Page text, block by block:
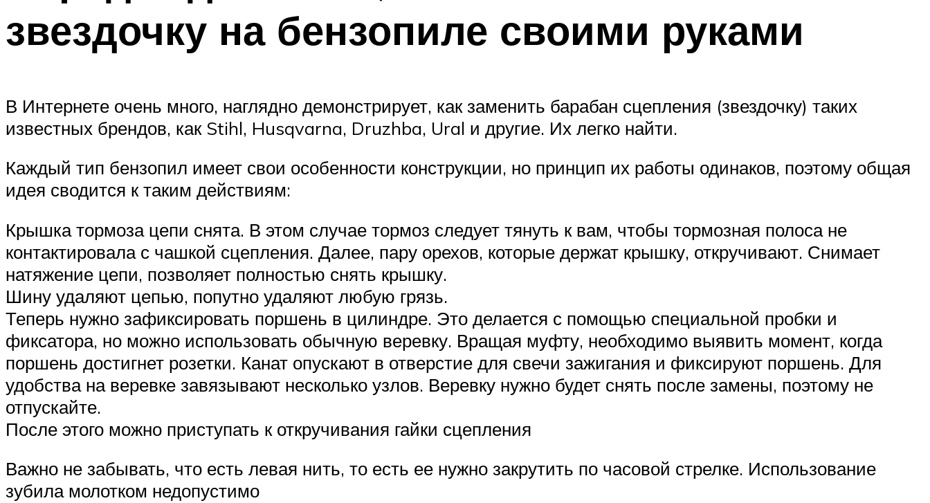
звездочку на бензопиле своими руками
В Интернете очень много, наглядно демонстрирует, как заменить барабан сцепления (звездочку) таких
известных брендов, как Stihl, Husqvarna, Druzhba, Ural и другие. Их легко найти.
Каждый тип бензопил имеет свои особенности конструкции, но принцип их работы одинаков, поэтому общая
идея сводится к таким действиям:
Крышка тормоза цепи снята. В этом случае тормоз следует тянуть к вам, чтобы тормозная полоса не
контактировала с чашкой сцепления. Далее, пару орехов, которые держат крышку, откручивают. Снимает
натяжение цепи, позволяет полностью снять крышку.
Шину удаляют цепью, попутно удаляют любую грязь.
Теперь нужно зафиксировать поршень в цилиндре. Это делается с помощью специальной пробки и
фиксатора, но можно использовать обычную веревку. Вращая муфту, необходимо выявить момент, когда
поршень достигнет розетки. Канат опускают в отверстие для свечи зажигания и фиксируют поршень. Для
удобства на веревке завязывают несколько узлов. Веревку нужно будет снять после замены, поэтому не
отпускайте.
После этого можно приступать к откручивания гайки сцепления
Важно не забывать, что есть левая нить, то есть ее нужно закрутить по часовой стрелке. Использование
зубила молотком недопустимо